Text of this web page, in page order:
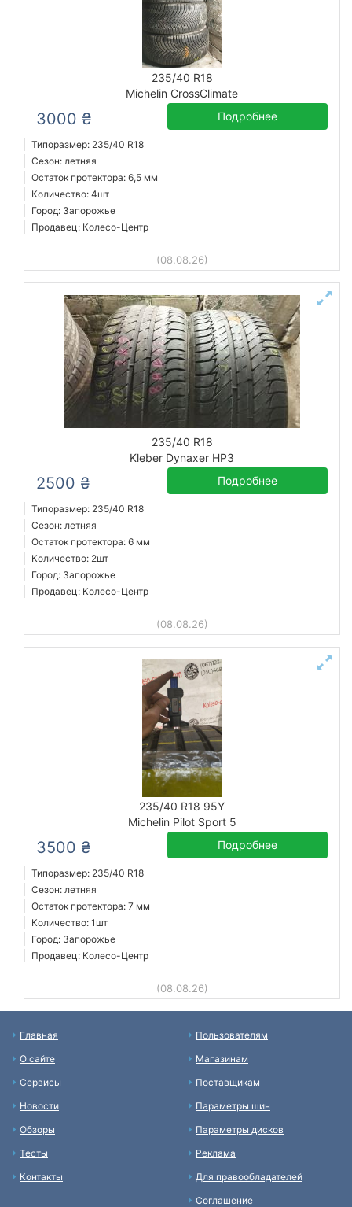
235/40 R18
Michelin CrossClimate
3000 ₴ Подробнее
Типоразмер: 235/40 R18
Сезон: летняя
Остаток протектора: 6,5 мм
Количество: 4шт
Город: Запорожье
Продавец: Колесо-Центр
(08.08.26)
235/40 R18
Kleber Dynaxer HP3
2500 ₴ Подробнее
Типоразмер: 235/40 R18
Сезон: летняя
Остаток протектора: 6 мм
Количество: 2шт
Город: Запорожье
Продавец: Колесо-Центр
(08.08.26)
235/40 R18 95Y
Michelin Pilot Sport 5
3500 ₴ Подробнее
Типоразмер: 235/40 R18
Сезон: летняя
Остаток протектора: 7 мм
Количество: 1шт
Город: Запорожье
Продавец: Колесо-Центр
(08.08.26)
Главная
О сайте
Сервисы
Новости
Обзоры
Тесты
Контакты
Пользователям
Магазинам
Поставщикам
Параметры шин
Параметры дисков
Реклама
Для правообладателей
Соглашение